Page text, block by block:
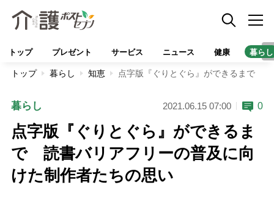
トップ プレゼント サービス ニュース 健康 暮らし
トップ 暮らし 知恵 点字版『ぐりとぐら』ができるまで
暮らし 2021.06.15 07:00 0
点字版『ぐりとぐら』ができるま
で 読書バリアフリーの普及に向
けた制作者たちの思い